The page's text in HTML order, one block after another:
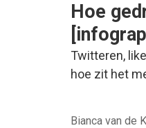
Hoe
Twitteren,
hoe zit het
Bianca van de